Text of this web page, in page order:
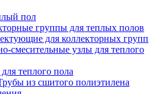
пол
группы для теплых полов
для коллекторных групп
смесительные узлы для теплого
теплого пола
из сшитого полиэтилена